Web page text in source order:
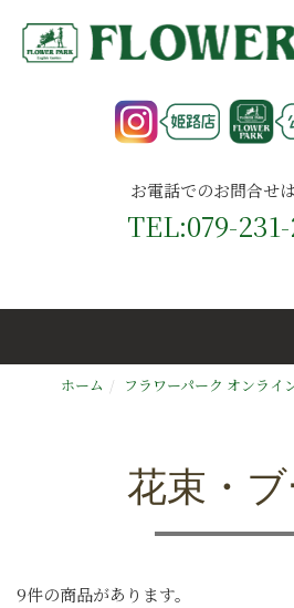
お電話でのお問合せ
TEL:079-
ホーム フラワーパーク オンライ
花束・
9件の商品があります。